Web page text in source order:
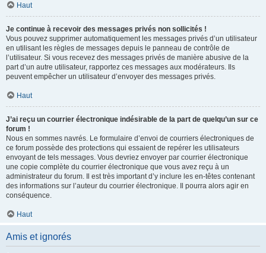
Haut
Je continue à recevoir des messages privés non sollicités !
Vous pouvez supprimer automatiquement les messages privés d’un utilisateur
en utilisant les règles de messages depuis le panneau de contrôle de
l’utilisateur. Si vous recevez des messages privés de manière abusive de la
part d’un autre utilisateur, rapportez ces messages aux modérateurs. Ils
peuvent empêcher un utilisateur d’envoyer des messages privés.
Haut
J’ai reçu un courrier électronique indésirable de la part de quelqu’un sur ce
forum !
Nous en sommes navrés. Le formulaire d’envoi de courriers électroniques de
ce forum possède des protections qui essaient de repérer les utilisateurs
envoyant de tels messages. Vous devriez envoyer par courrier électronique
une copie complète du courrier électronique que vous avez reçu à un
administrateur du forum. Il est très important d’y inclure les en-têtes contenant
des informations sur l’auteur du courrier électronique. Il pourra alors agir en
conséquence.
Haut
Amis et ignorés